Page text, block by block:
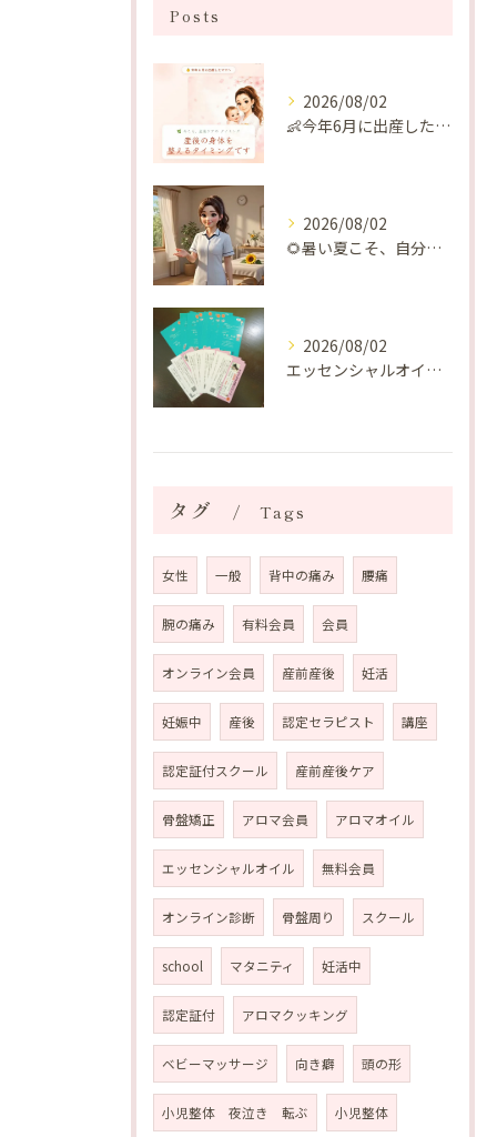
Posts
2026/08/02
👶今年6月に出産したママへ♡
2026/08/02
🌻暑い夏こそ、自分の身体を整える時間を♡
2026/08/02
エッセンシャルオイルプレゼントご当選番号発表 2026年8月
タグ Tags
女性 一般 背中の痛み 腰痛
腕の痛み 有料会員 会員
オンライン会員 産前産後 妊活
妊娠中 産後 認定セラピスト 講座
認定証付スクール 産前産後ケア
骨盤矯正 アロマ会員 アロマオイル
エッセンシャルオイル 無料会員
オンライン診断 骨盤周り スクール
school マタニティ 妊活中
認定証付 アロマクッキング
ベビーマッサージ 向き癖 頭の形
小児整体 夜泣き 転ぶ 小児整体